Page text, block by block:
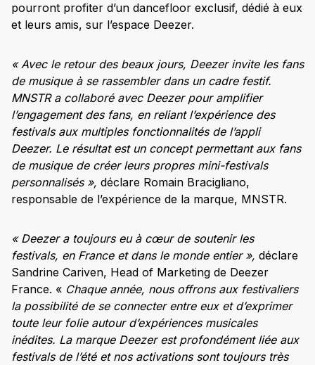
pourront profiter d’un dancefloor exclusif, dédié à eux
et leurs amis, sur l’espace Deezer.
« Avec le retour des beaux jours, Deezer invite les fans
de musique à se rassembler dans un cadre festif.
MNSTR a collaboré avec Deezer pour amplifier
l’engagement des fans, en reliant l’expérience des
festivals aux multiples fonctionnalités de l’appli
Deezer. Le résultat est un concept permettant aux fans
de musique de créer leurs propres mini-festivals
personnalisés », déclare Romain Bracigliano,
responsable de l’expérience de la marque, MNSTR.
« Deezer a toujours eu à cœur de soutenir les
festivals, en France et dans le monde entier », déclare
Sandrine Cariven, Head of Marketing de Deezer
France. « Chaque année, nous offrons aux festivaliers
la possibilité de se connecter entre eux et d’exprimer
toute leur folie autour d’expériences musicales
inédites. La marque Deezer est profondément liée aux
festivals de l’été et nos activations sont toujours très